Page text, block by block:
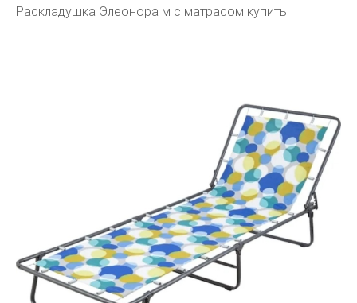
Раскладушка Элеонора м с матрасом купить